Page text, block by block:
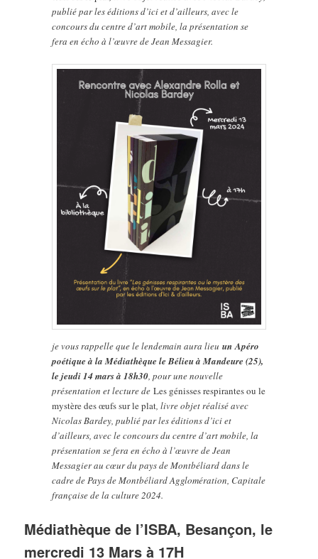
publié par les éditions d’ici et d’ailleurs, avec le
concours du centre d’art mobile, la présentation se
fera en écho à l’œuvre de Jean Messagier.
je vous rappelle que le lendemain aura lieuun Apéro
poétique à la Médiathèque le Bélieu à Mandeure (25),
le jeudi 14 mars à 18h30, pour une nouvelle
présentation et lecture deLes génisses respirantes ou le
mystère des œufs sur le plat, livre objet réalisé avec
Nicolas Bardey, publié par les éditions d’ici et
d’ailleurs, avec le concours du centre d’art mobile, la
présentation se fera en écho à l’œuvre de Jean
Messagier au cœur du pays de Montbéliard dans le
cadre de Pays de Montbéliard Agglomération, Capitale
française de la culture 2024.
Médiathèque de l’ISBA, Besançon, le
mercredi 13 Mars à 17H